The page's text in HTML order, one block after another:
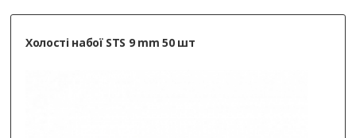
Холості набої STS 9 mm 50 шт